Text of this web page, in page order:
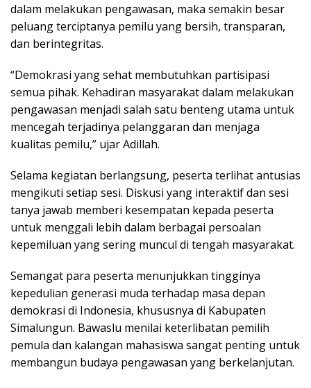
dalam melakukan pengawasan, maka semakin besar
peluang terciptanya pemilu yang bersih, transparan,
dan berintegritas.
“Demokrasi yang sehat membutuhkan partisipasi
semua pihak. Kehadiran masyarakat dalam melakukan
pengawasan menjadi salah satu benteng utama untuk
mencegah terjadinya pelanggaran dan menjaga
kualitas pemilu,” ujar Adillah.
Selama kegiatan berlangsung, peserta terlihat antusias
mengikuti setiap sesi. Diskusi yang interaktif dan sesi
tanya jawab memberi kesempatan kepada peserta
untuk menggali lebih dalam berbagai persoalan
kepemiluan yang sering muncul di tengah masyarakat.
Semangat para peserta menunjukkan tingginya
kepedulian generasi muda terhadap masa depan
demokrasi di Indonesia, khususnya di Kabupaten
Simalungun. Bawaslu menilai keterlibatan pemilih
pemula dan kalangan mahasiswa sangat penting untuk
membangun budaya pengawasan yang berkelanjutan.